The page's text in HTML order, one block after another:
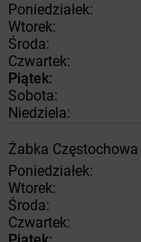
Poniedziałek:
Wtorek:
Środa:
Czwartek:
Piątek:
Sobota:
Niedziela:
Żabka Częstochowa
Poniedziałek:
Wtorek:
Środa:
Czwartek: